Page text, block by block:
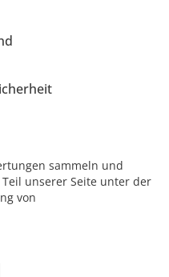
sammeln und
unserer Seite unter der
von